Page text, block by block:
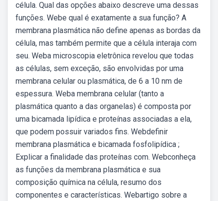
célula. Qual das opções abaixo descreve uma dessas
funções. Webe qual é exatamente a sua função? A
membrana plasmática não define apenas as bordas da
célula, mas também permite que a célula interaja com
seu. Weba microscopia eletrônica revelou que todas
as células, sem exceção, são envolvidas por uma
membrana celular ou plasmática, de 6 a 10 nm de
espessura. Weba membrana celular (tanto a
plasmática quanto a das organelas) é composta por
uma bicamada lipídica e proteínas associadas a ela,
que podem possuir variados fins. Webdefinir
membrana plasmática e bicamada fosfolipídica ;
Explicar a finalidade das proteínas com. Webconheça
as funções da membrana plasmática e sua
composição química na célula, resumo dos
componentes e características. Webartigo sobre a